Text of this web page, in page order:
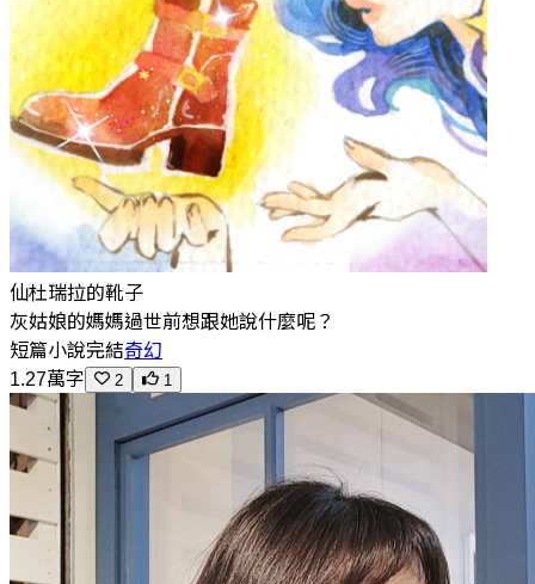
仙杜瑞拉的靴子
灰姑娘的媽媽過世前想跟她說什麼呢？
短篇小說完結奇幻
1.27萬字
2 1